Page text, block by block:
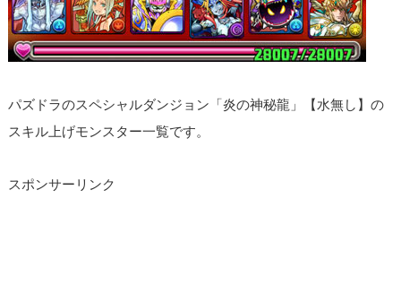
パズドラのスペシャルダンジョン「炎の神秘龍」【水無し】の
スキル上げモンスター一覧です。
スポンサーリンク